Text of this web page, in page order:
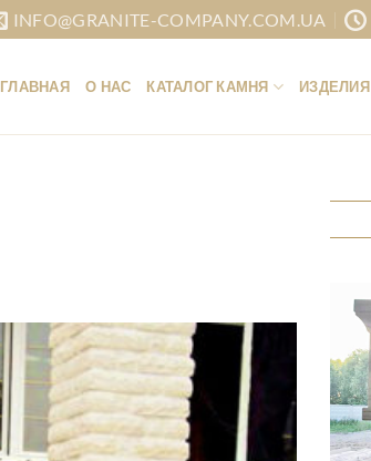
INFO@GRANITE-COMPANY.COM.UA
ГЛАВНАЯ О НАС КАТАЛОГ КАМНЯ ИЗДЕЛИЯ